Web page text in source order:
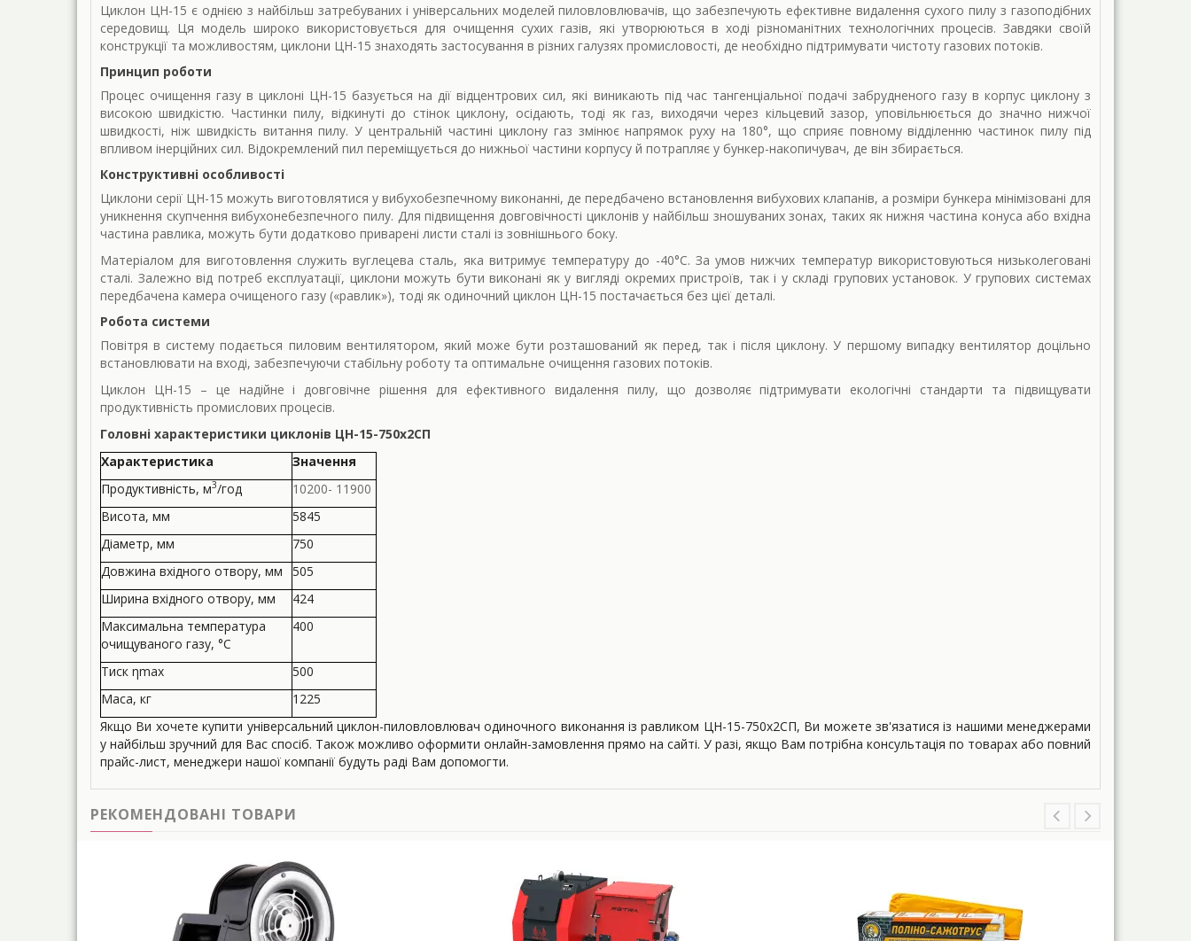
Циклон ЦН-15 є однією з найбільш затребуваних і універсальних моделей пиловловлювачів, що забезпечують ефективне видалення сухого пилу з газоподібних
середовищ. Ця модель широко використовується для очищення сухих газів, які утворюються в ході різноманітних технологічних процесів. Завдяки своїй
конструкції та можливостям, циклони ЦН-15 знаходять застосування в різних галузях промисловості, де необхідно підтримувати чистоту газових потоків.
Принцип роботи
Процес очищення газу в циклоні ЦН-15 базується на дії відцентрових сил, які виникають під час тангенціальної подачі забрудненого газу в корпус циклону з
високою швидкістю. Частинки пилу, відкинуті до стінок циклону, осідають, тоді як газ, виходячи через кільцевий зазор, уповільнюється до значно нижчої
швидкості, ніж швидкість витання пилу. У центральній частині циклону газ змінює напрямок руху на 180°, що сприяє повному відділенню частинок пилу під
впливом інерційних сил. Відокремлений пил переміщується до нижньої частини корпусу й потрапляє у бункер-накопичувач, де він збирається.
Конструктивні особливості
Циклони серії ЦН-15 можуть виготовлятися у вибухобезпечному виконанні, де передбачено встановлення вибухових клапанів, а розміри бункера мінімізовані для
уникнення скупчення вибухонебезпечного пилу. Для підвищення довговічності циклонів у найбільш зношуваних зонах, таких як нижня частина конуса або вхідна
частина равлика, можуть бути додатково приварені листи сталі із зовнішнього боку.
Матеріалом для виготовлення служить вуглецева сталь, яка витримує температуру до -40°C. За умов нижчих температур використовуються низьколеговані
сталі. Залежно від потреб експлуатації, циклони можуть бути виконані як у вигляді окремих пристроїв, так і у складі групових установок. У групових системах
передбачена камера очищеного газу («равлик»), тоді як одиночний циклон ЦН-15 постачається без цієї деталі.
Робота системи
Повітря в систему подається пиловим вентилятором, який може бути розташований як перед, так і після циклону. У першому випадку вентилятор доцільно
встановлювати на вході, забезпечуючи стабільну роботу та оптимальне очищення газових потоків.
Циклон ЦН-15 – це надійне і довговічне рішення для ефективного видалення пилу, що дозволяє підтримувати екологічні стандарти та підвищувати
продуктивність промислових процесів.
Головні характеристики циклонів ЦН-15-750х2СП
Характеристика
Значення
Продукти­вність, м3/год
10200- 11900
Висота, мм
5845
Діаметр, мм
750
Довжина вхідного отвору, мм
505
Ширина вхідного отвору, мм
424
Максимальна температура
очищуваного газу, °С
400
Тиск ηmax
500
Маса, кг
1225
Якщо Ви хочете купити універсальний циклон-пиловловлювач одиночного виконання із равликом ЦН-15-750х2СП, Ви можете зв'язатися із нашими менеджерами
у найбільш зручний для Вас спосіб. Також можливо оформити онлайн-замовлення прямо на сайті. У разі, якщо Вам потрібна консультація по товарах або повний
прайс-лист, менеджери нашої компанії будуть раді Вам допомогти.
РЕКОМЕНДОВАНІ ТОВАРИ